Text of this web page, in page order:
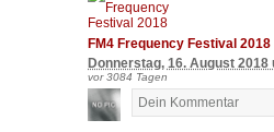
FM4 Frequency Festival 2018
Donnerstag, 16. August 2018
vor 3084 Tagen